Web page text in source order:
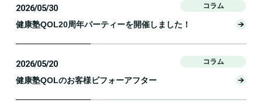
2026/05/30 コラム
健康塾QOL20周年パーティーを開催しました！
2026/05/20 コラム
健康塾QOLのお客様ビフォーアフター